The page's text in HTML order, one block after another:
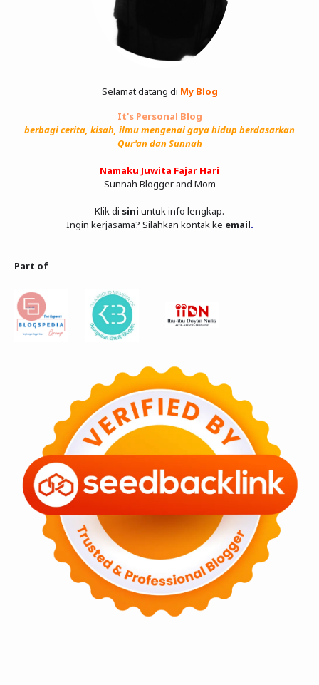
Selamat datang di My Blog
It's Personal Blog
berbagi cerita, kisah, ilmu mengenai gaya hidup berdasarkan
Qur'an dan Sunnah
Namaku Juwita Fajar Hari
Sunnah Blogger and Mom
Klik di sini untuk info lengkap.
Ingin kerjasama? Silahkan kontak ke email.
Part of